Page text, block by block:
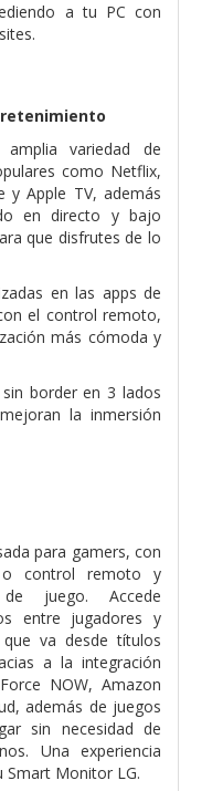
a tu PC con
variedad de
como Netflix,
y Apple TV, además
en directo y bajo
que disfrutes de lo
en las apps de
el control remoto,
más cómoda y
border en 3 lados
la inmersión
para gamers, con
o control remoto y
de juego. Accede
entre jugadores y
va desde títulos
a la integración
NOW, Amazon
además de juegos
sin necesidad de
Una experiencia
Monitor LG.